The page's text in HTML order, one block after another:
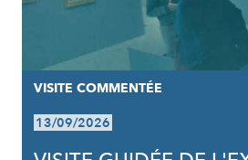
VISITE COMMENTÉE
13/09/2026